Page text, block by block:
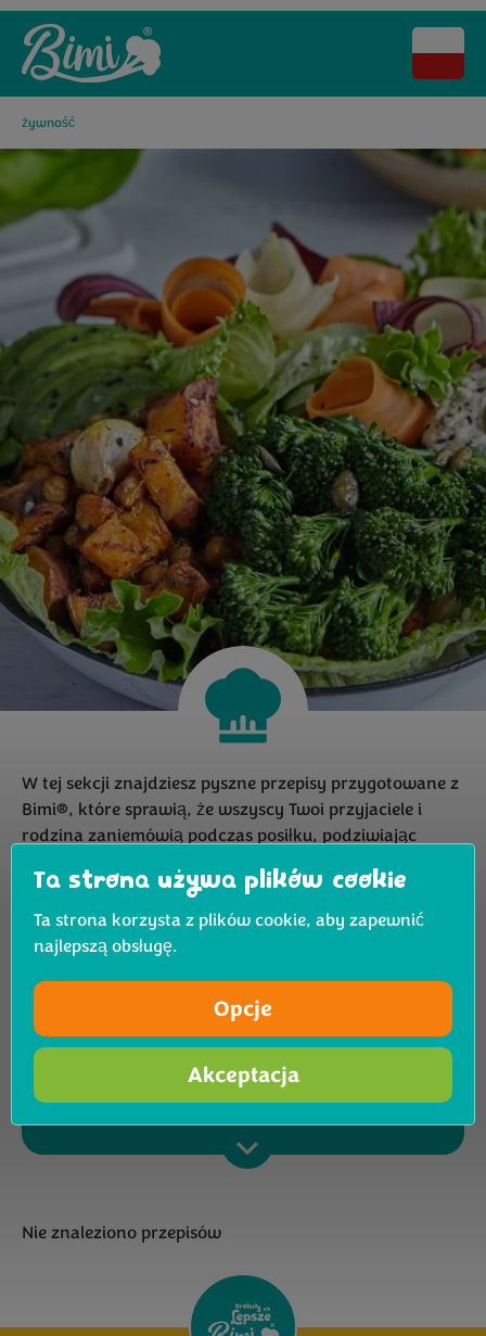
żywność
żywność
W tej sekcji znajdziesz pyszne przepisy przygotowane z
Bimi®, które sprawią, że wszyscy Twoi przyjaciele i
rodzina zaniemówią podczas posiłku, podziwiając
Filtruj przepisy
Pokaż wyniki
Nie znaleziono przepisów
Ta strona używa plików cookie
Ta strona korzysta z plików cookie, aby zapewnić
najlepszą obsługę.
Opcje
Akceptacja